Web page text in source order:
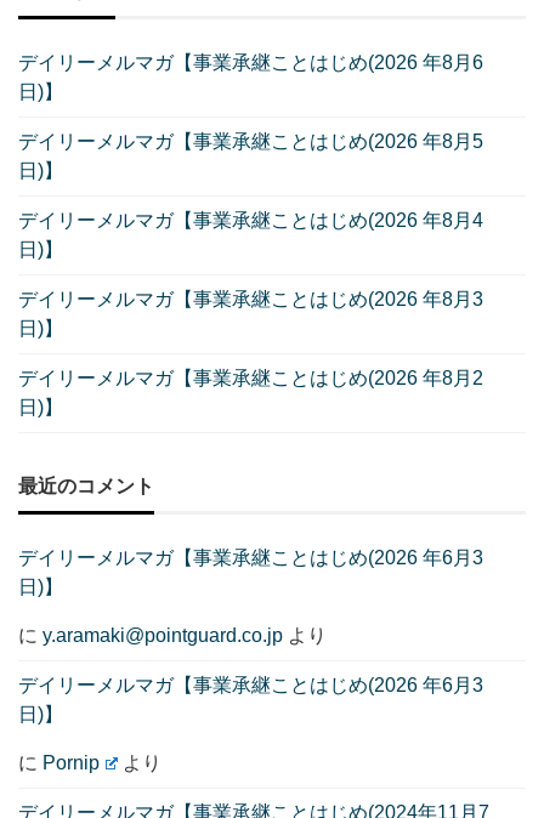
デイリーメルマガ【事業承継ことはじめ(2026 年8月6
日)】
デイリーメルマガ【事業承継ことはじめ(2026 年8月5
日)】
デイリーメルマガ【事業承継ことはじめ(2026 年8月4
日)】
デイリーメルマガ【事業承継ことはじめ(2026 年8月3
日)】
デイリーメルマガ【事業承継ことはじめ(2026 年8月2
日)】
最近のコメント
デイリーメルマガ【事業承継ことはじめ(2026 年6月3
日)】
に y.aramaki@pointguard.co.jp より
デイリーメルマガ【事業承継ことはじめ(2026 年6月3
日)】
に Pornip より
デイリーメルマガ【事業承継ことはじめ(2024年11月7